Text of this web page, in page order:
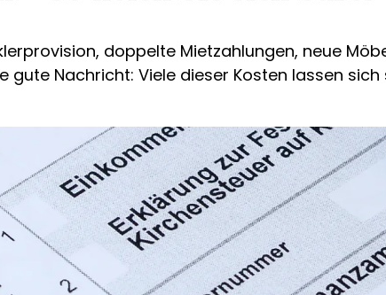
doppelte Mietzahlungen, neue
gute Nachricht: Viele dieser Kosten lassen